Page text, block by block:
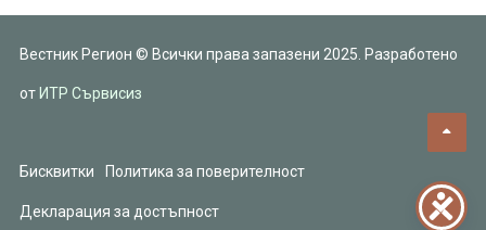
Вестник Регион © Всички права запазени 2025. Разработено
от ИТР Сървисиз
Бисквитки Политика за поверителност
Декларация за достъпност